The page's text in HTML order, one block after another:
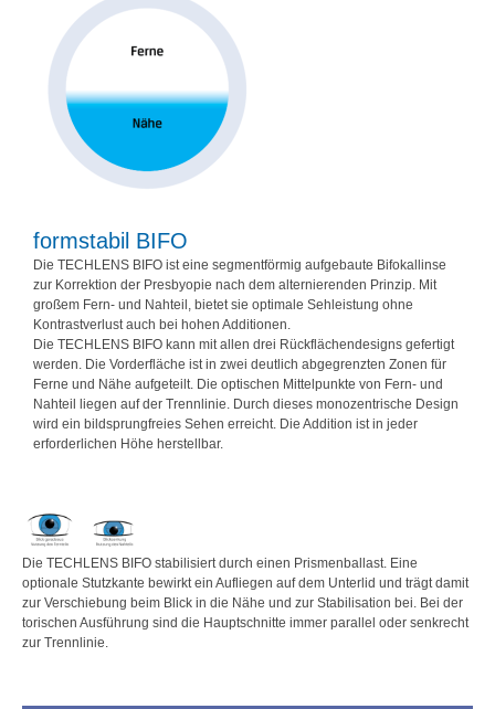
formstabil BIFO
Die TECHLENS BIFO ist eine segmentförmig aufgebaute Bifokallinse
zur Korrektion der Presbyopie nach dem alternierenden Prinzip. Mit
großem Fern- und Nahteil, bietet sie optimale Sehleistung ohne
Kontrastverlust auch bei hohen Additionen.
Die TECHLENS BIFO kann mit allen drei Rückflächendesigns gefertigt
werden. Die Vorderfläche ist in zwei deutlich abgegrenzten Zonen für
Ferne und Nähe aufgeteilt. Die optischen Mittelpunkte von Fern- und
Nahteil liegen auf der Trennlinie. Durch dieses monozentrische Design
wird ein bildsprungfreies Sehen erreicht. Die Addition ist in jeder
erforderlichen Höhe herstellbar.
Die TECHLENS BIFO stabilisiert durch einen Prismenballast. Eine
optionale Stutzkante bewirkt ein Aufliegen auf dem Unterlid und trägt damit
zur Verschiebung beim Blick in die Nähe und zur Stabilisation bei. Bei der
torischen Ausführung sind die Hauptschnitte immer parallel oder senkrecht
zur Trennlinie.